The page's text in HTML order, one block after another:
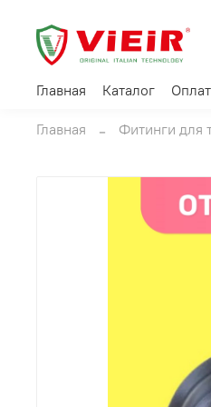
Главная Каталог
Главная Фитинги для